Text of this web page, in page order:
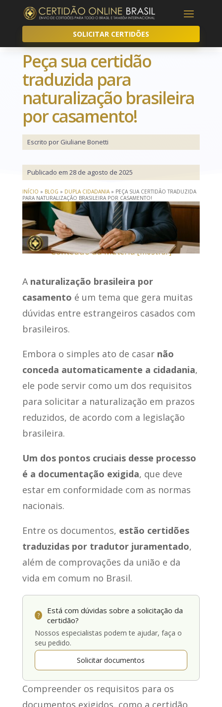
SOLICITAR CERTIDÕES
Peça sua certidão
traduzida para
naturalização brasileira
por casamento!
Escrito por Giuliane Bonetti
Publicado em 28 de agosto de 2025
INÍCIO » BLOG » DUPLA CIDADANIA» PEÇA SUA CERTIDÃO TRADUZIDA
PARA NATURALIZAÇÃO BRASILEIRA POR CASAMENTO!
Conteúdo da Matéria[mostrar]
A naturalização brasileira por
casamento é um tema que gera muitas
dúvidas entre estrangeiros casados com
brasileiros.
Embora o simples ato de casar não
conceda automaticamente a cidadania,
ele pode servir como um dos requisitos
para solicitar a naturalização em prazos
reduzidos, de acordo com a legislação
brasileira.
Um dos pontos cruciais desse processo
é a documentação exigida, que deve
estar em conformidade com as normas
nacionais.
Entre os documentos, estão certidões
traduzidas por tradutor juramentado,
além de comprovações da união e da
vida em comum no Brasil.
?
Está com dúvidas sobre a solicitação da
certidão?
Nossos especialistas podem te ajudar, faça o
seu pedido.
Solicitar documentos
Compreender os requisitos para os
documentos exigidos, como a certidão